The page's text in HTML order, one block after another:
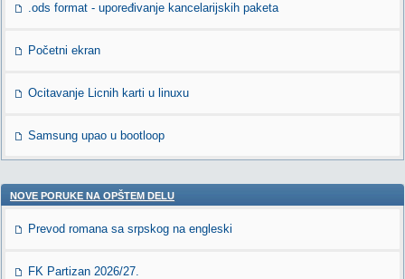
.ods format - upoređivanje kancelarijskih paketa
Početni ekran
Ocitavanje Licnih karti u linuxu
Samsung upao u bootloop
NOVE PORUKE NA OPŠTEM DELU
Prevod romana sa srpskog na engleski
FK Partizan 2026/27.